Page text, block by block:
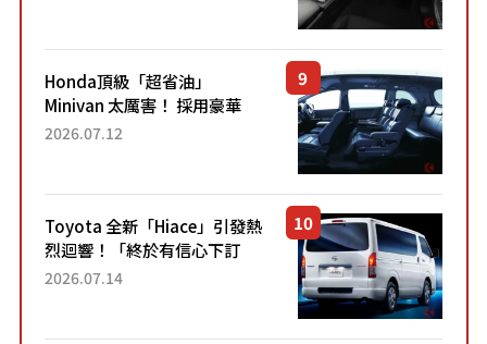
Honda頂級「超省油」
Minivan 太厲害！ 採用豪華
「真皮座椅」與專屬「黑色內
「三...
2026.07.12
Toyota 全新「Hiace」引發熱
烈迴響！「終於有信心下訂
了！」「哪個等級交車最
2026.07.14